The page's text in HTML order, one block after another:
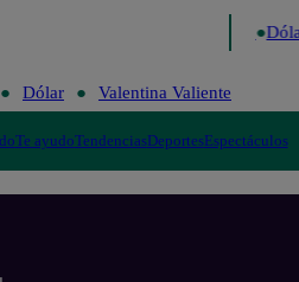
Dólar
Dólar Valentina Valiente
Te ayudoTendenciasDeportesEspectáculos